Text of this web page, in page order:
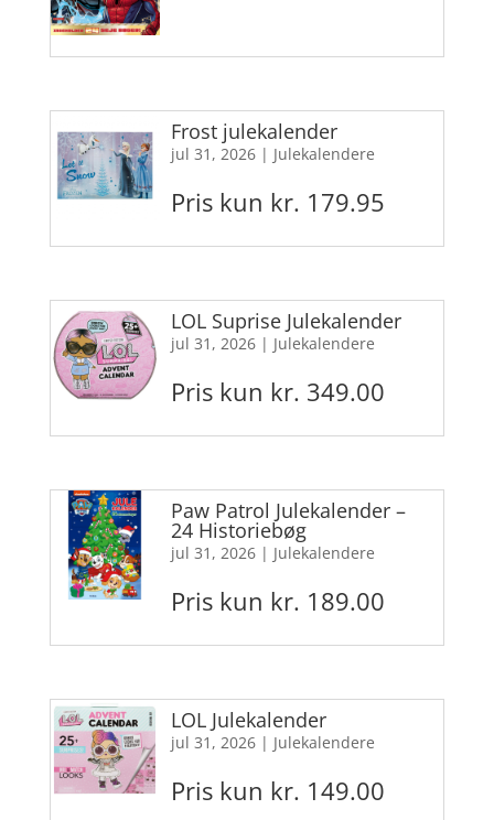
Frost julekalender
jul 31, 2026| Julekalendere
Pris kun kr. 179.95
LOL Suprise Julekalender
jul 31, 2026| Julekalendere
Pris kun kr. 349.00
Paw Patrol Julekalender –
24 Historiebøg
jul 31, 2026| Julekalendere
Pris kun kr. 189.00
LOL Julekalender
jul 31, 2026| Julekalendere
Pris kun kr. 149.00